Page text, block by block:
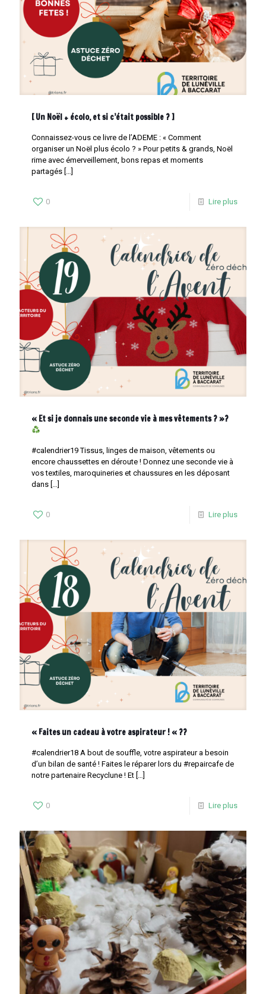
[ Un Noël + écolo, et si c’était possible ? ]
Connaissez-vous ce livre de l’ADEME : « Comment
organiser un Noël plus écolo ? » Pour petits & grands, Noël
rime avec émerveillement, bons repas et moments
partagés […]
0 Lire plus
« Et si je donnais une seconde vie à mes vêtements ? »?
#calendrier19 Tissus, linges de maison, vêtements ou
encore chaussettes en déroute ! Donnez une seconde vie à
vos textiles, maroquineries et chaussures en les déposant
dans […]
0 Lire plus
« Faites un cadeau à votre aspirateur ! « ??
#calendrier18 A bout de souffle, votre aspirateur a besoin
d’un bilan de santé ! Faites le réparer lors du #repaircafe de
notre partenaire Recyclune ! Et […]
0 Lire plus